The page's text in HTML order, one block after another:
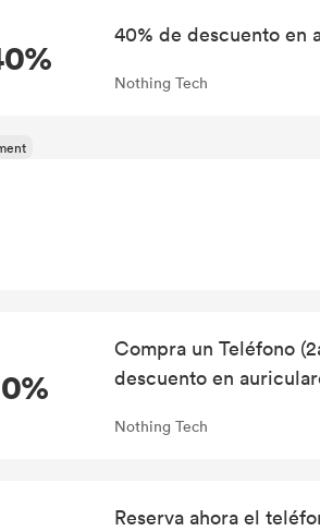
40% de descuento en
Nothing Tech
Compra un Teléfono
descuento en
Nothing Tech
Reserva ahora el